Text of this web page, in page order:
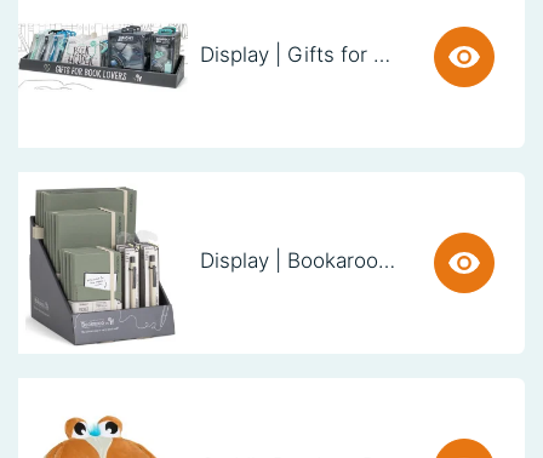
Display | Gifts for Book Lovers (60cm)
Display | Bookaroo Notebook & Pen - Fern